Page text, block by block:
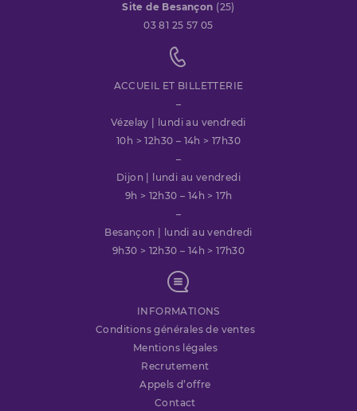
Site de Besançon (25)
03 81 25 57 05
ACCUEIL ET BILLETTERIE
–
Vézelay | lundi au vendredi
10h > 12h30 – 14h > 17h30
–
Dijon | lundi au vendredi
9h > 12h30 – 14h > 17h
–
Besançon | lundi au vendredi
9h30 > 12h30 – 14h > 17h30
INFORMATIONS
Conditions générales de ventes
Mentions légales
Recrutement
Appels d’offre
Contact